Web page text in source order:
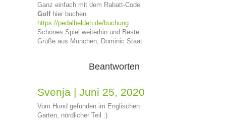
Ganz einfach mit dem Rabatt-Code
Golfhier buchen:
https://pedalhelden.de/buchung
Schönes Spiel weiterhin und Beste
Grüße aus München, Dominic Staat
Beantworten
Svenja | Juni 25, 2020
Vom Hund gefunden im Englischen
Garten, nördlicher Teil :)